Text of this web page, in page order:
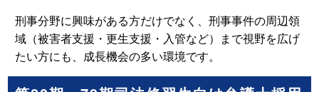
刑事分野に興味がある方だけでなく、刑事事件の周辺領
域（被害者支援・更生支援・入管など）まで視野を広げ
たい方にも、成長機会の多い環境です。